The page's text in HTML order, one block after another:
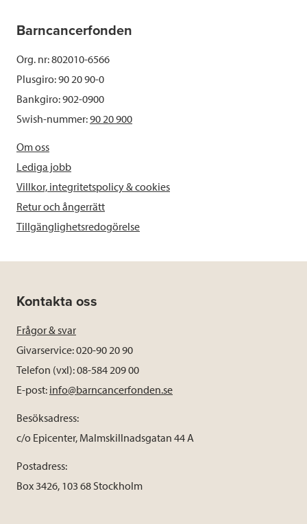
Barncancerfonden
Org. nr: 802010-6566
Plusgiro: 90 20 90-0
Bankgiro: 902-0900
Swish-nummer:90 20 900
Om oss
Lediga jobb
Villkor, integritetspolicy & cookies
Retur och ångerrätt
Tillgänglighetsredogörelse
Kontakta oss
Frågor & svar
Givarservice: 020-90 20 90
Telefon (vxl): 08-584 209 00
E-post: info@barncancerfonden.se
Besöksadress:
c/o Epicenter, Malmskillnadsgatan 44 A
Postadress:
Box 3426, 103 68 Stockholm